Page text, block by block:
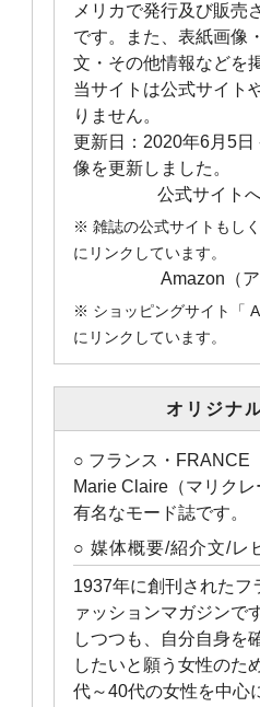
メリカで発行及び販売
です。また、表紙画像
文・その他情報などを
当サイトは公式サイト
りません。
更新日： 2020年6月5日
像を更新しました。
公式サイト
※ 雑誌の公式サイトもし
にリンクしています。
Amazon（ア
※ ショッピングサイト「
にリンクしています。
オリジナ
○ フランス・FRANCE
Marie Claire（マリク
有名なモード誌です。
○ 媒体概要/紹介文/レ
1937年に創刊されたフ
ァッションマガジンで
しつつも、自分自身を
したいと願う女性のた
代～40代の女性を中心